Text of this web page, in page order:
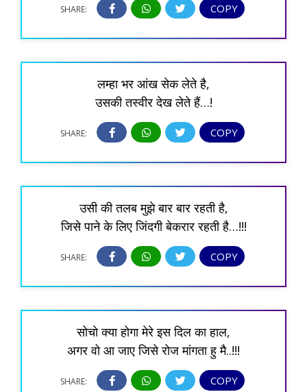
SHARE: COPY
लम्हा भर आंख सेक लेते है,
उसकी तस्वीर देख लेते हैं…!
SHARE: COPY
उसी की तलब मुझे बार बार रहती है,
जिसे पाने के लिए जिंदगी बेकरार रहती है…!!!
SHARE: COPY
सोचो क्या होगा मेरे इस दिल का हाल,
अगर वो आ जाए जिसे रोज मांगता हु मै..!!!
SHARE: COPY